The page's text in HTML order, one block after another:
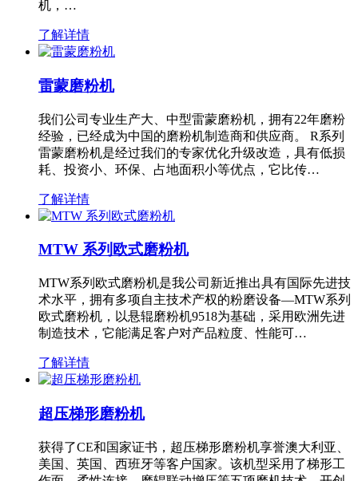
机，…
了解详情
雷蒙磨粉机
我们公司专业生产大、中型雷蒙磨粉机，拥有22年磨粉
经验，已经成为中国的磨粉机制造商和供应商。 R系列
雷蒙磨粉机是经过我们的专家优化升级改造，具有低损
耗、投资小、环保、占地面积小等优点，它比传…
了解详情
MTW 系列欧式磨粉机
MTW系列欧式磨粉机是我公司新近推出具有国际先进技
术水平，拥有多项自主技术产权的粉磨设备—MTW系列
欧式磨粉机，以悬辊磨粉机9518为基础，采用欧洲先进
制造技术，它能满足客户对产品粒度、性能可…
了解详情
超压梯形磨粉机
获得了CE和国家证书，超压梯形磨粉机享誉澳大利亚、
美国、英国、西班牙等客户国家。该机型采用了梯形工